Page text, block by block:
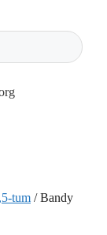
Sök
tum / Bandy